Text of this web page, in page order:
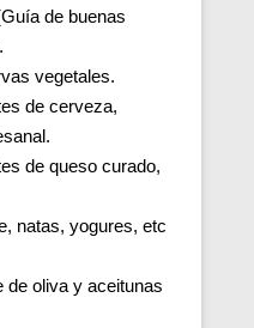
de buenas
vegetales.
de cerveza,
de queso curado,
natas, yogures, etc
de oliva y aceitunas